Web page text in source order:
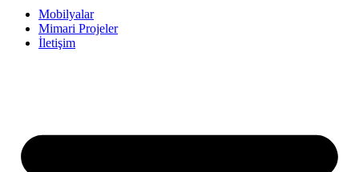
Mobilyalar
Mimari Projeler
İletişim